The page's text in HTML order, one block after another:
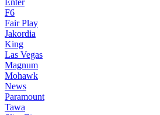
Enter
F6
Fair Play
Jakordia
King
Las Vegas
Magnum
Mohawk
News
Paramount
Tawa